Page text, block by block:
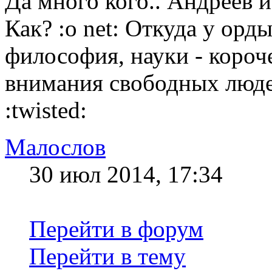
Как? :o net: Откуда у
философия, науки -
внимания свободных
:twisted:
Малослов
30 июл 2014, 17:34
Перейти в форум
Перейти в тему